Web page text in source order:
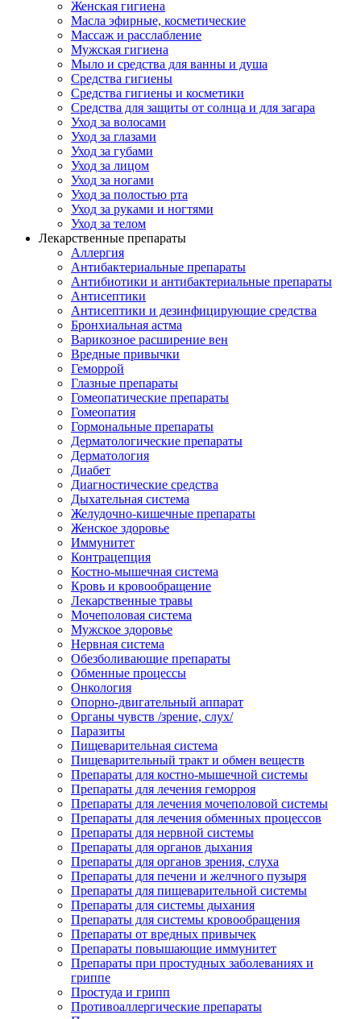
Женская гигиена
Масла эфирные, косметические
Массаж и расслабление
Мужская гигиена
Мыло и средства для ванны и душа
Средства гигиены
Средства гигиены и косметики
Средства для защиты от солнца и для загара
Уход за волосами
Уход за глазами
Уход за губами
Уход за лицом
Уход за ногами
Уход за полостью рта
Уход за руками и ногтями
Уход за телом
Лекарственные препараты
Аллергия
Антибактериальные препараты
Антибиотики и антибактериальные препараты
Антисептики
Антисептики и дезинфицирующие средства
Бронхиальная астма
Варикозное расширение вен
Вредные привычки
Геморрой
Глазные препараты
Гомеопатические препараты
Гомеопатия
Гормональные препараты
Дерматологические препараты
Дерматология
Диабет
Диагностические средства
Дыхательная система
Желудочно-кишечные препараты
Женское здоровье
Иммунитет
Контрацепция
Костно-мышечная система
Кровь и кровообращение
Лекарственные травы
Мочеполовая система
Мужское здоровье
Нервная система
Обезболивающие препараты
Обменные процессы
Онкология
Опорно-двигательный аппарат
Органы чувств /зрение, слух/
Паразиты
Пищеварительная система
Пищеварительный тракт и обмен веществ
Препараты для костно-мышечной системы
Препараты для лечения геморроя
Препараты для лечения мочеполовой системы
Препараты для лечения обменных процессов
Препараты для нервной системы
Препараты для органов дыхания
Препараты для органов зрения, слуха
Препараты для печени и желчного пузыря
Препараты для пищеварительной системы
Препараты для системы дыхания
Препараты для системы кровообращения
Препараты от вредных привычек
Препараты повышающие иммунитет
Препараты при простудных заболеваниях и
гриппе
Простуда и грипп
Противоаллергические препараты